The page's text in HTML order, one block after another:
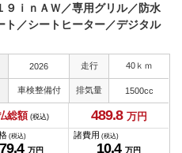
ｉｎＡＷ／専用グリル／防水
／シートヒーター／デジタル
2026 走行 40ｋｍ
車検整備付 排気量 1500cc
総額 (税込) 489.8 万円
(税込)
4 万円
諸費用 (税込)
10.4 万円